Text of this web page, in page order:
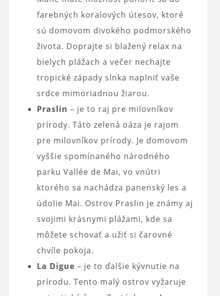
farebných koralových útesov, ktoré
sú domovom divokého podmorského
života. Doprajte si blažený relax na
bielych plážach a večer nechajte
tropické západy slnka naplniť vaše
srdce mimoriadnou žiarou.
Praslin – je to raj pre milovníkov
prírody. Táto zelená oáza je rajom
pre milovníkov prírody. Je domovom
vyššie spomínaného národného
parku Vallée de Mai, vo vnútri
ktorého sa nachádza panenský les a
údolie Mai. Ostrov Praslin je známy aj
svojimi krásnymi plážami, kde sa
môžete schovať a užiť si čarovné
chvíle pokoja.
La Digue – je to ďalšie kývnutie na
prírodu. Tento malý ostrov vyžaruje